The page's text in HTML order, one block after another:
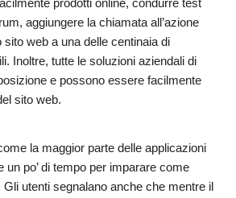
prodotti online, condurre test
aggiungere la chiamata all’azione
sito web a una delle centinaia di
Inoltre, tutte le soluzioni aziendali di
e possono essere facilmente
sito web.
la maggior parte delle applicazioni
un po’ di tempo per imparare come
utenti segnalano anche che mentre il